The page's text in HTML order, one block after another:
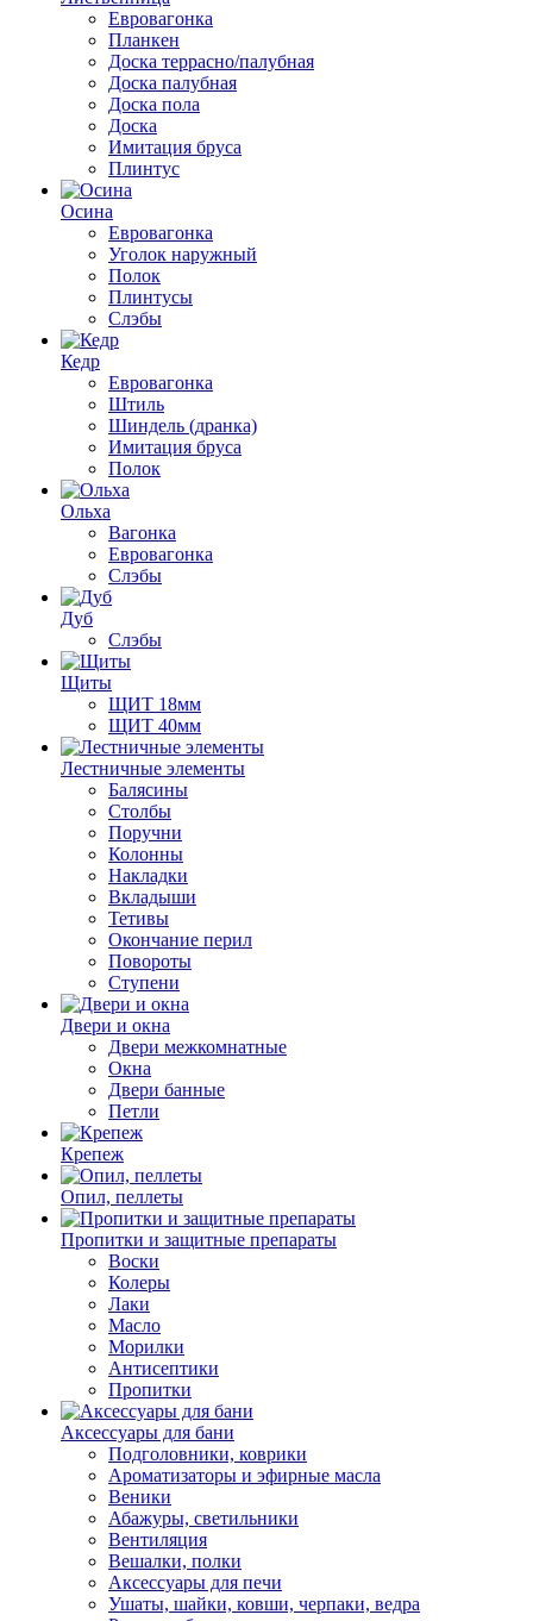
Евровагонка
Планкен
Доска террасно/палубная
Доска палубная
Доска пола
Доска
Имитация бруса
Плинтус
Осина
Евровагонка
Уголок наружный
Полок
Плинтусы
Слэбы
Кедр
Евровагонка
Штиль
Шиндель (дранка)
Имитация бруса
Полок
Ольха
Вагонка
Евровагонка
Слэбы
Дуб
Слэбы
Щиты
ЩИТ 18мм
ЩИТ 40мм
Лестничные элементы
Балясины
Столбы
Поручни
Колонны
Накладки
Вкладыши
Тетивы
Окончание перил
Повороты
Ступени
Двери и окна
Двери межкомнатные
Окна
Двери банные
Петли
Крепеж
Опил, пеллеты
Пропитки и защитные препараты
Воски
Колеры
Лаки
Масло
Морилки
Антисептики
Пропитки
Аксессуары для бани
Подголовники, коврики
Ароматизаторы и эфирные масла
Веники
Абажуры, светильники
Вентиляция
Вешалки, полки
Аксессуары для печи
Ушаты, шайки, ковши, черпаки, ведра